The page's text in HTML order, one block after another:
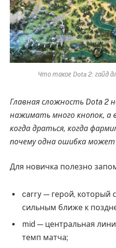
Что такое Dota 2: гайд
Главная сложность Dota 2
нажимать много кнопок,
когда драться, когда
почему одна ошибка
Для новичка полезно
carry — герой, который
сильным ближе к
mid — центральная
темп матча;